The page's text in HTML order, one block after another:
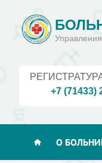
+7 (71433)
О